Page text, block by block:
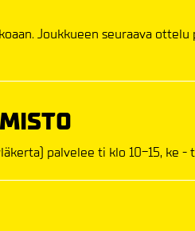
Joukkueen seuraava ottelu
palvelee ti klo 10-15, ke -